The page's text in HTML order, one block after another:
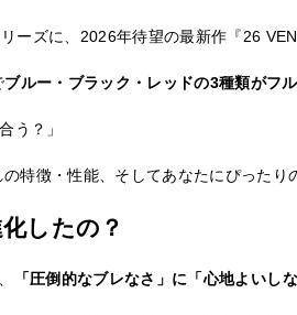
ーズに、2026年待望の最新作『26
ブルー・ブラック・レッドの3種類がフ
う？」
特徴・性能、そしてあなたにぴったり
したの？
「圧倒的なブレなさ」に「心地よいし